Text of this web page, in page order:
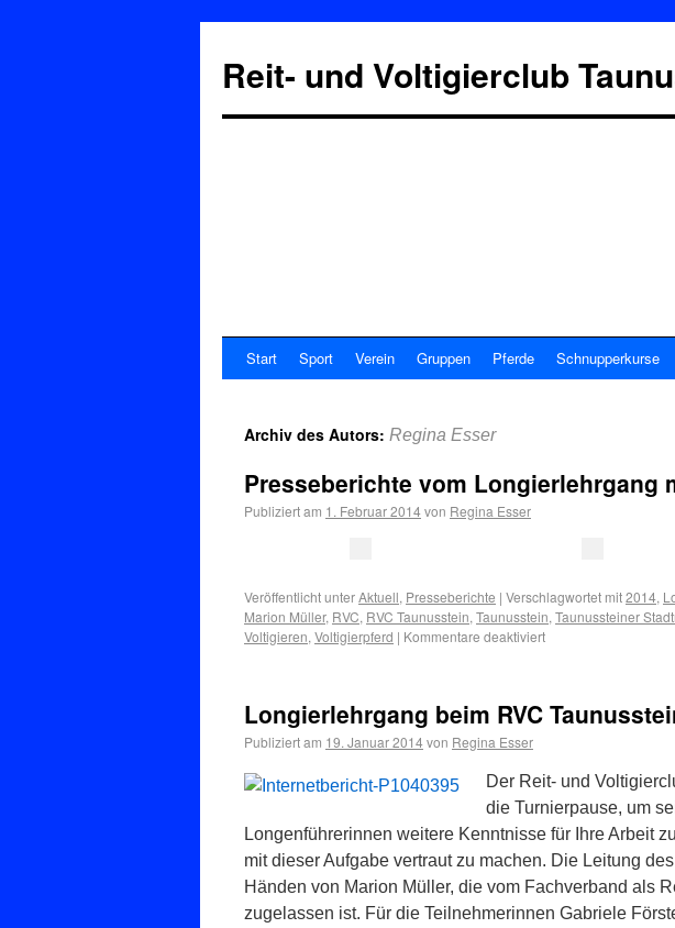
Reit- und Voltigierclub
Start Sport Verein Gruppen Pferde Schnupperkurse
Archiv des Autors: Regina Esser
Presseberichte vom Longierlehrgang
Publiziert am 1. Februar 2014von Regina Esser
Veröffentlicht unterAktuell, Presseberichte | Verschlagwortet mit2014,
Marion Müller, RVC, RVC Taunusstein, Taunusstein, Taunussteiner
Voltigieren, Voltigierpferd | Kommentare deaktiviert
Longierlehrgang beim RVC
Publiziert am 19. Januar 2014von Regina Esser
Der Reit- und
die Turnierpause, um
Longenführerinnen weitere Kenntnisse für Ihre Arbeit
mit dieser Aufgabe vertraut zu machen. Die Leitung
Händen von Marion Müller, die vom Fachverband als
zugelassen ist. Für die Teilnehmerinnen Gabriele